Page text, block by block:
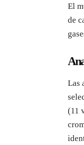
El
de
Las
(11